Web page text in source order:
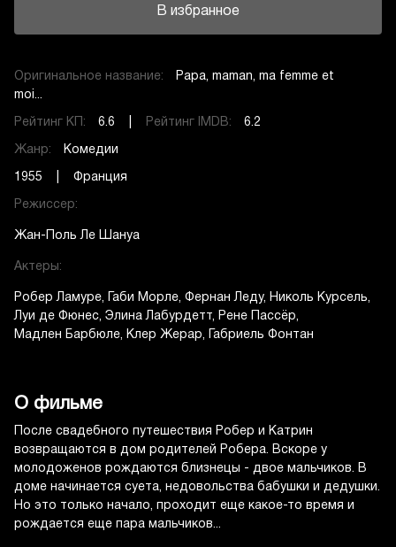
В избранное
Оригинальное название:
Papa, maman, ma femme et
moi...
Рейтинг КП: 6.6 | Рейтинг IMDB: 6.2
Жанр: Комедии
1955 | Франция
Режиссер:
Жан-Поль Ле Шануа
Актеры:
Робер Ламуре Габи Морле Фернан Леду
Николь Курсель
Луи де Фюнес Элина Лабурдетт
Рене Пассёр
Мадлен Барбюле
Клер Жерар Габриель Фонтан
О фильме
После свадебного путешествия Робер и Катрин
возвращаются в дом родителей Робера. Вскоре у
молодоженов рождаются близнецы - двое мальчиков. В
доме начинается суета, недовольства бабушки и дедушки.
Но это только начало, проходит еще какое-то время и
рождается еще пара мальчиков...